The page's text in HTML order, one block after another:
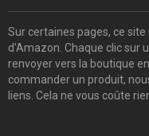
Sur certaines pages, ce
d’Amazon. Chaque clic sur
renvoyer vers la boutique
commander un produit,
liens. Cela ne vous coûte